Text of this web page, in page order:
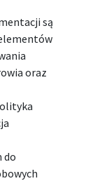
są
oraz
do